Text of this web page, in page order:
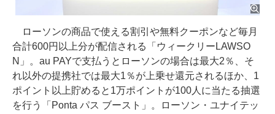
ローソンの商品で使える割引や無料クーポンなど毎月
合計600円以上分が配信される「ウィークリーLAWSO
N」。au PAYで支払うとローソンの場合は最大2％、そ
れ以外の提携社では最大1％が上乗せ還元されるほか、1
ポイント以上貯めると1万ポイントが100人に当たる抽選
を行う「Ponta パス ブースト」。ローソン・ユナイテッ